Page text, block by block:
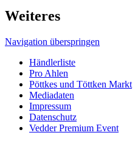
Weiteres
Navigation überspringen
Händlerliste
Pro Ahlen
Pöttkes und Töttken Markt
Mediadaten
Impressum
Datenschutz
Vedder Premium Event